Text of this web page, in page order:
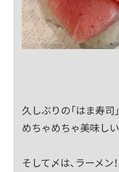
久しぶりの「はま寿司」
めちゃめちゃ美味し
そして〆は、ラーメン！